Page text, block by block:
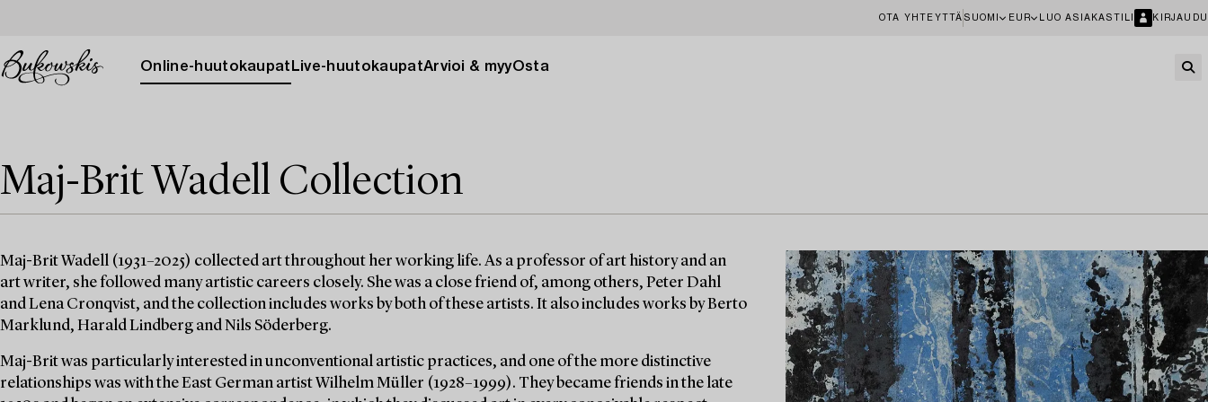
OTA YHTEYTTÄ SUOMI EUR LUO ASIAKASTILI KIRJAUDU
Online-huutokaupat Live-huutokaupatArvioi & myyOsta
Maj-Brit Wadell Collection
Maj-Brit Wadell (1931–2025) collected art throughout her working life. As a professor of art history and an
art writer, she followed many artistic careers closely. She was a close friend of, among others, Peter Dahl
and Lena Cronqvist, and the collection includes works by both of these artists. It also includes works by Berto
Marklund, Harald Lindberg and Nils Söderberg.
Maj-Brit was particularly interested in unconventional artistic practices, and one of the more distinctive
relationships was with the East German artist Wilhelm Müller (1928–1999). They became friends in the late